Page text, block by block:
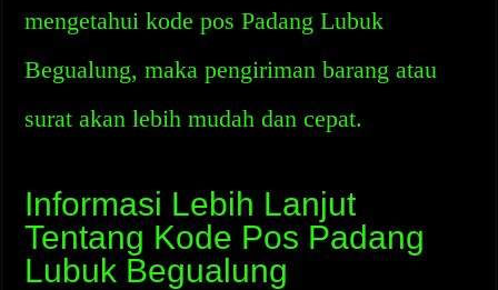
mengetahui kode pos Padang Lubuk
Begualung, maka pengiriman barang atau
surat akan lebih mudah dan cepat.
Informasi Lebih Lanjut
Tentang Kode Pos Padang
Lubuk Begualung